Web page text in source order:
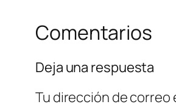
Comentarios
Deja una respuesta
Tu dirección de